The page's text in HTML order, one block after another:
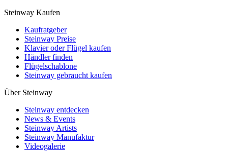
Steinway Kaufen
Kaufratgeber
Steinway Preise
Klavier oder Flügel kaufen
Händler finden
Flügelschablone
Steinway gebraucht kaufen
Über Steinway
Steinway entdecken
News & Events
Steinway Artists
Steinway Manufaktur
Videogalerie